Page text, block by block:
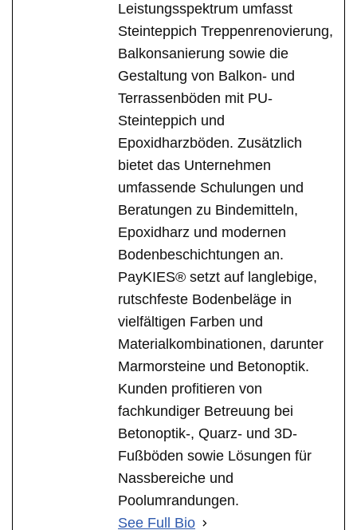
Leistungsspektrum umfasst
Steinteppich Treppenrenovierung,
Balkonsanierung sowie die
Gestaltung von Balkon- und
Terrassenböden mit PU-
Steinteppich und
Epoxidharzböden. Zusätzlich
bietet das Unternehmen
umfassende Schulungen und
Beratungen zu Bindemitteln,
Epoxidharz und modernen
Bodenbeschichtungen an.
PayKIES® setzt auf langlebige,
rutschfeste Bodenbeläge in
vielfältigen Farben und
Materialkombinationen, darunter
Marmorsteine und Betonoptik.
Kunden profitieren von
fachkundiger Betreuung bei
Betonoptik-, Quarz- und 3D-
Fußböden sowie Lösungen für
Nassbereiche und
Poolumrandungen.
See Full Bio